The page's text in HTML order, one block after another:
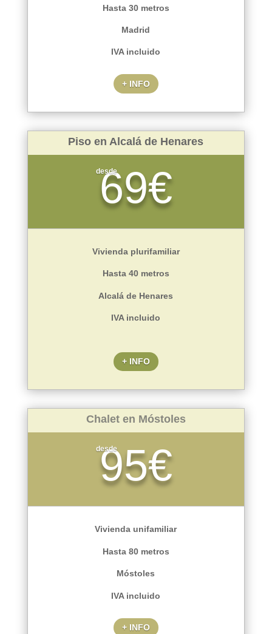
Hasta 30 metros
Madrid
IVA incluido
+ INFO
Piso en Alcalá de Henares
desde
69€
Vivienda plurifamiliar
Hasta 40 metros
Alcalá de Henares
IVA incluido
+ INFO
Chalet en Móstoles
desde
95€
Vivienda unifamiliar
Hasta 80 metros
Móstoles
IVA incluido
+ INFO